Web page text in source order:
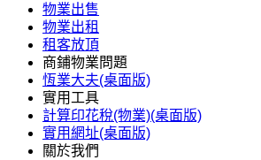
物業出售
物業出租
租客放頂
商鋪物業問題
恆業大夫(桌面版)
實用工具
計算印花稅(物業)(桌面版)
實用網址(桌面版)
關於我們